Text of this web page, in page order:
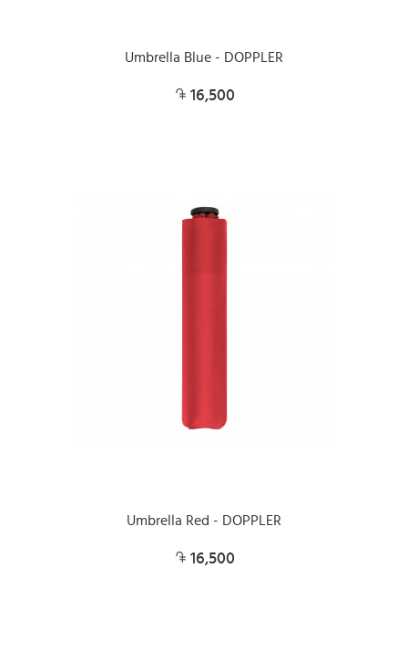
Umbrella Blue - DOPPLER
16,500
Umbrella Red - DOPPLER
16,500